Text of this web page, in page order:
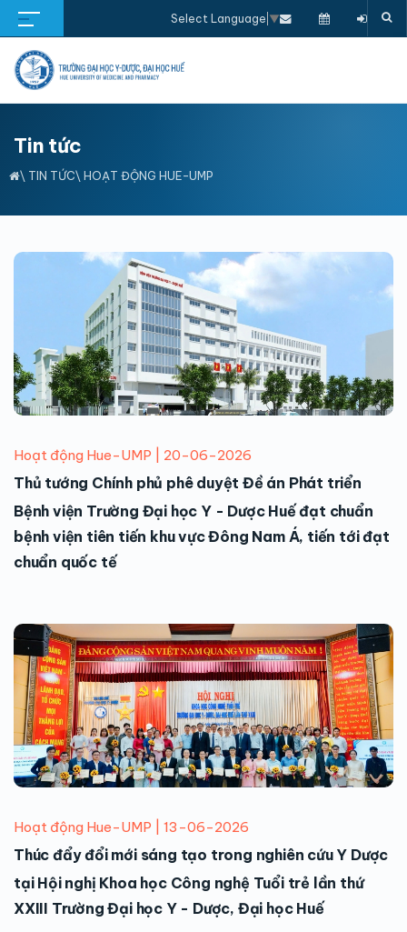
Select Language ▼
Tin tức
\ TIN TỨC\ HOẠT ĐỘNG HUE-UMP
Hoạt động Hue-UMP | 20-06-2026
Thủ tướng Chính phủ phê duyệt Đề án Phát triển
Bệnh viện Trường Đại học Y - Dược Huế đạt chuẩn
bệnh viện tiên tiến khu vực Đông Nam Á, tiến tới đạt
chuẩn quốc tế
Hoạt động Hue-UMP | 13-06-2026
Thúc đẩy đổi mới sáng tạo trong nghiên cứu Y Dược
tại Hội nghị Khoa học Công nghệ Tuổi trẻ lần thứ
XXIII Trường Đại học Y - Dược, Đại học Huế